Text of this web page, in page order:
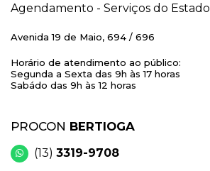
Agendamento - Serviços do Estado
Avenida 19 de Maio, 694 / 696
Horário de atendimento ao público:
Segunda a Sexta das 9h às 17 horas
Sabádo das 9h às 12 horas
PROCON BERTIOGA
(13) 3319-9708